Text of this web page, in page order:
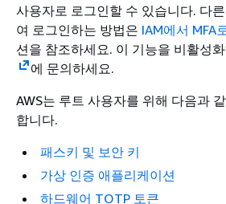
사용자로 로그인할 수 있습니다. 다
여 로그인하는 방법은 IAM에서 MFA
션을 참조하세요. 이 기능을 비활성
에 문의하세요.
AWS는 루트 사용자를 위해 다음과
합니다.
패스키 및 보안 키
가상 인증 애플리케이션
하드웨어 TOTP 토큰